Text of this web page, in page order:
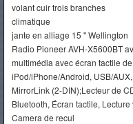
volant cuir trois branches
climatique
jante en alliage 15 '' Wellington
Radio Pioneer AVH-X5600BT
multimédia avec écran tactile
iPod/iPhone/Android, USB/
MirrorLink (2-DIN);Lecteur de
Bluetooth, Écran tactile,
Camera de recul